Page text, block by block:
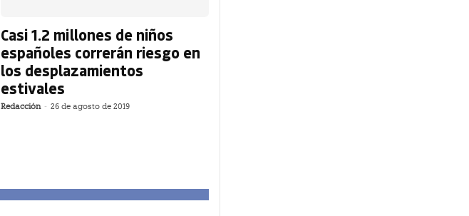
Casi 1.2 millones de niños
españoles correrán riesgo en
los desplazamientos
estivales
Redacción - 26 de agosto de 2019